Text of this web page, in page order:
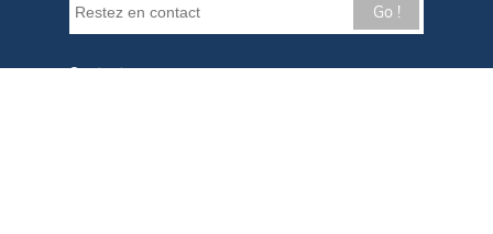
Go !
Contactez-nous